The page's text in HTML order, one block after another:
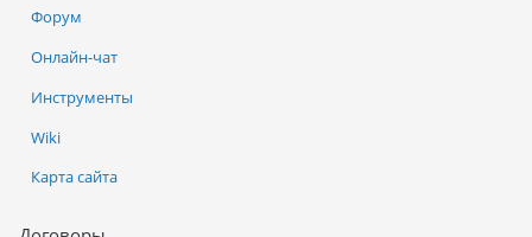
Форум
Онлайн-чат
Инструменты
Wiki
Карта сайта